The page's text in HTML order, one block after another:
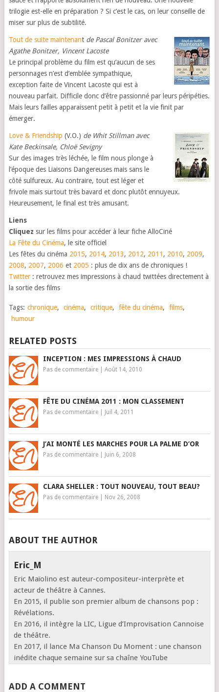
trilogie est-elle en préparation ? Si c’est le cas, on leur conseille de
miser sur plus de subtilité.
Tout de suite maintenant de Pascal Bonitzer avec
Agathe Bonitzer, Vincent Lacoste
Le principal problème du film est qu’aucun de ses
personnages n’est d’emblée sympathique,
exception faite de Vincent Lacoste qui est à
nouveau parfait. Difficile donc d’être passionné par leurs péripéties.
Mais leurs failles apparaissent petit à petit et la vie finit par
émerger.
Love & Friendship (V.O.) de Whit Stillman avec
Kate Beckinsale, Chloë Sevigny
Sur des images très léchée, le film nous plonge à
l’époque des Liaisons Dangereuses mais sans le
côté sulfureux. Au contraire, tout est léger et
frivole mais surtout très bavard et donc plutôt ennuyeux.
Heureusement, le final est très amusant.
Liens
Cliquez sur les films pour accéder à leur fiche AlloCiné
La Fête du Cinéma, le site officiel
Les fêtes du cinéma 2015, 2014, 2013, 2012, 2011 , 2010, 2009,
2008, 2007, 2006 et 2005 : plus de dix ans de chroniques !
Twitter: retrouvez mes impressions à chaud twittées directement à
la sortie des films
Tags: chronique, cinéma, critique, fête du cinéma, films,
humour
RELATED POSTS
INCEPTION : MES IMPRESSIONS À CHAUD
Pas de commentaire| Août 14, 2010
FÊTE DU CINÉMA 2011 : MON CLASSEMENT
Pas de commentaire| Juil 4, 2011
J’AI MONTÉ LES MARCHES POUR LA PALME D’OR
Pas de commentaire| Juin 6, 2008
CLARA SHELLER : TOUT NOUVEAU, TOUT BEAU?
Pas de commentaire| Nov 26, 2008
ABOUT THE AUTHOR
Eric_M
Eric Maïolino est auteur-compositeur-interprète et
acteur de théâtre à Cannes.
En 2015, il publie son premier album de chansons pop :
Révélations.
En 2016, il intègre la LIC, Ligue d’Improvisation Cannoise
de théâtre.
En 2017, il lance Ma Chanson Du Moment : une chanson
inédite chaque semaine sur sa chaîne YouTube
ADD A COMMENT